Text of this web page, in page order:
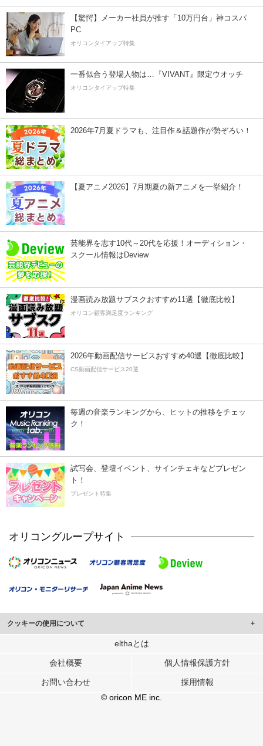
【驚愕】メーカー社員が推す「10万円台」神コスパ
PC
オリコンタイアップ特集
一番似合う登場人物は…『VIVANT』限定ウオッチ
オリコンタイアップ特集
2026年7月夏ドラマも、注目作＆話題作が勢ぞろい！
【夏アニメ2026】7月期夏の新アニメを一挙紹介！
芸能界を志す10代～20代を応援！オーディション・
スクール情報はDeview
漫画読み放題サブスクおすすめ11選【徹底比較】
オリコン顧客満足度ランキング
2026年動画配信サービスおすすめ40選【徹底比較】
CS動画配信サービス20選
毎週の音楽ランキングから、ヒットの推移をチェッ
ク！
試写会、登壇イベント、サインチェキなどプレゼン
ト！
プレゼント特集
オリコングループサイト
クッキーの使用について
このサイトでは Cookie を使用して、ユーザーに合わせたコンテンツや広告の
行っています。
メディアや広告配信、データ解析の各パートナーに提供しています。
各パートナーは、この情報とユーザーが各パートナーに提供した他の情報や、
ユーザーが各パートナーのサービスを使用したときに収集した他の情報を組み
elthaとは
会社概要 個人情報保護方針
お問い合わせ
採用情報
© oricon ME inc.